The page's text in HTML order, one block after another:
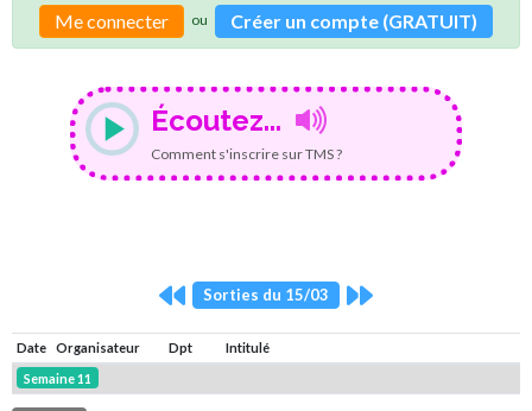
Me connecter ou Créer un compte (GRATUIT)
Écoutez...
Comment s'inscrire sur TMS ?
Sorties du 15/03
Date Organisateur Dpt
Intitulé
Semaine 11